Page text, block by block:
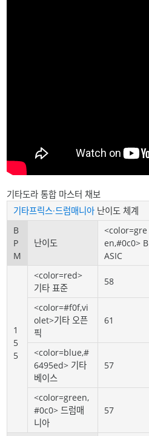
기타도라 통합 마스터 채보
기타프릭스·드럼매니아 난이도 체계
B
P
M
난이도
<color=gre
en,#0c0> B
ASIC
1
5
5
<color=red>
기타 표준
58
<color=#f0f,vi
olet>기타 오픈
픽
61
<color=blue,#
6495ed> 기타
베이스
57
<color=green,
#0c0> 드럼매
니아
57